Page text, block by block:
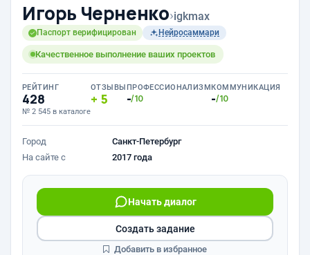
Игорь Черненко›igkmax
Паспорт верифицирован Нейросаммари
Качественное выполнение ваших проектов
РЕЙТИНГ
428
№ 2 545 в каталоге
ОТЗЫВЫ
5
ПРОФЕССИОНАЛИЗМ
-/10
КОММУНИКАЦИЯ
-/10
Город
Санкт-Петербург
На сайте с
2017 года
Начать диалог
Создать задание
Добавить в избранное